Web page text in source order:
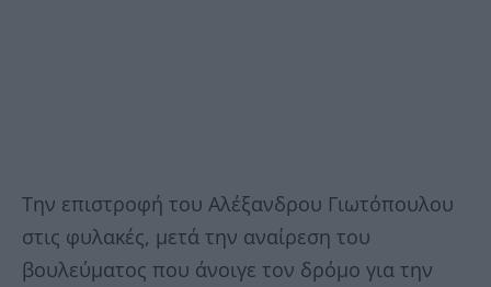
Την επιστροφή του Αλέξανδρου Γιωτόπουλου
στις φυλακές, μετά την αναίρεση του
βουλεύματος που άνοιγε τον δρόμο για την